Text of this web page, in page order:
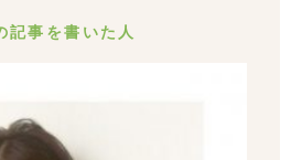
記事を書いた人